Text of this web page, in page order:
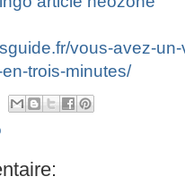
vous-avez-
trois-minutes/